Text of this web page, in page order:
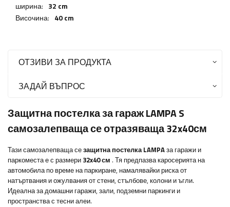
ширина: 32 cm
Височина: 40 cm
ОТЗИВИ ЗА ПРОДУКТА
ЗАДАЙ ВЪПРОС
Защитна постелка за гараж LAMPA S
самозалепваща се отразяваща 32x40см
Тази самозалепваща сезащитна постелка LAMPAза гаражи и
паркоместа е с размери 32x40 см . Тя предпазва каросерията на
автомобила по време на паркиране, намалявайки риска от
натъртвания и ожулвания от стени, стълбове, колони и ъгли.
Идеална за домашни гаражи, зали, подземни паркинги и
пространства с тесни алеи.